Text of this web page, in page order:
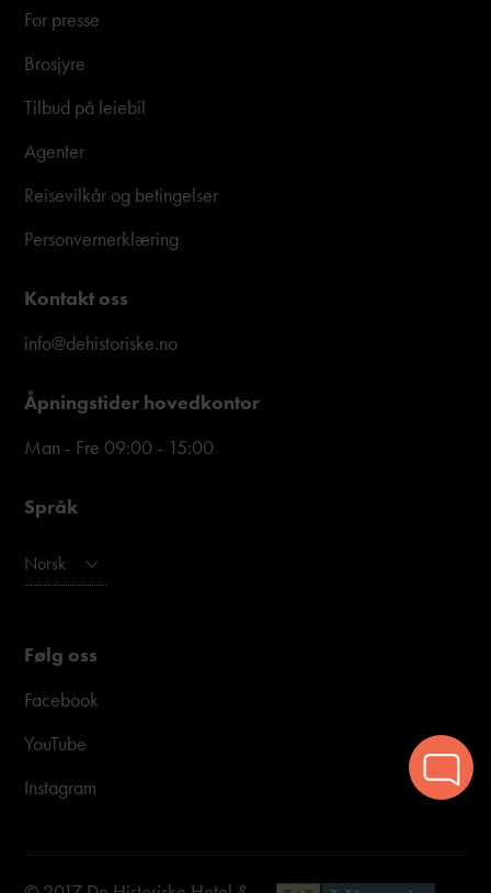
For presse
Brosjyre
Tilbud på leiebil
Agenter
Reisevilkår og betingelser
Personvernerklæring
Kontakt oss
info@dehistoriske.no
Åpningstider hovedkontor
Man - Fre 09:00 - 15:00
Språk
Norsk
Følg oss
Facebook
YouTube
Instagram